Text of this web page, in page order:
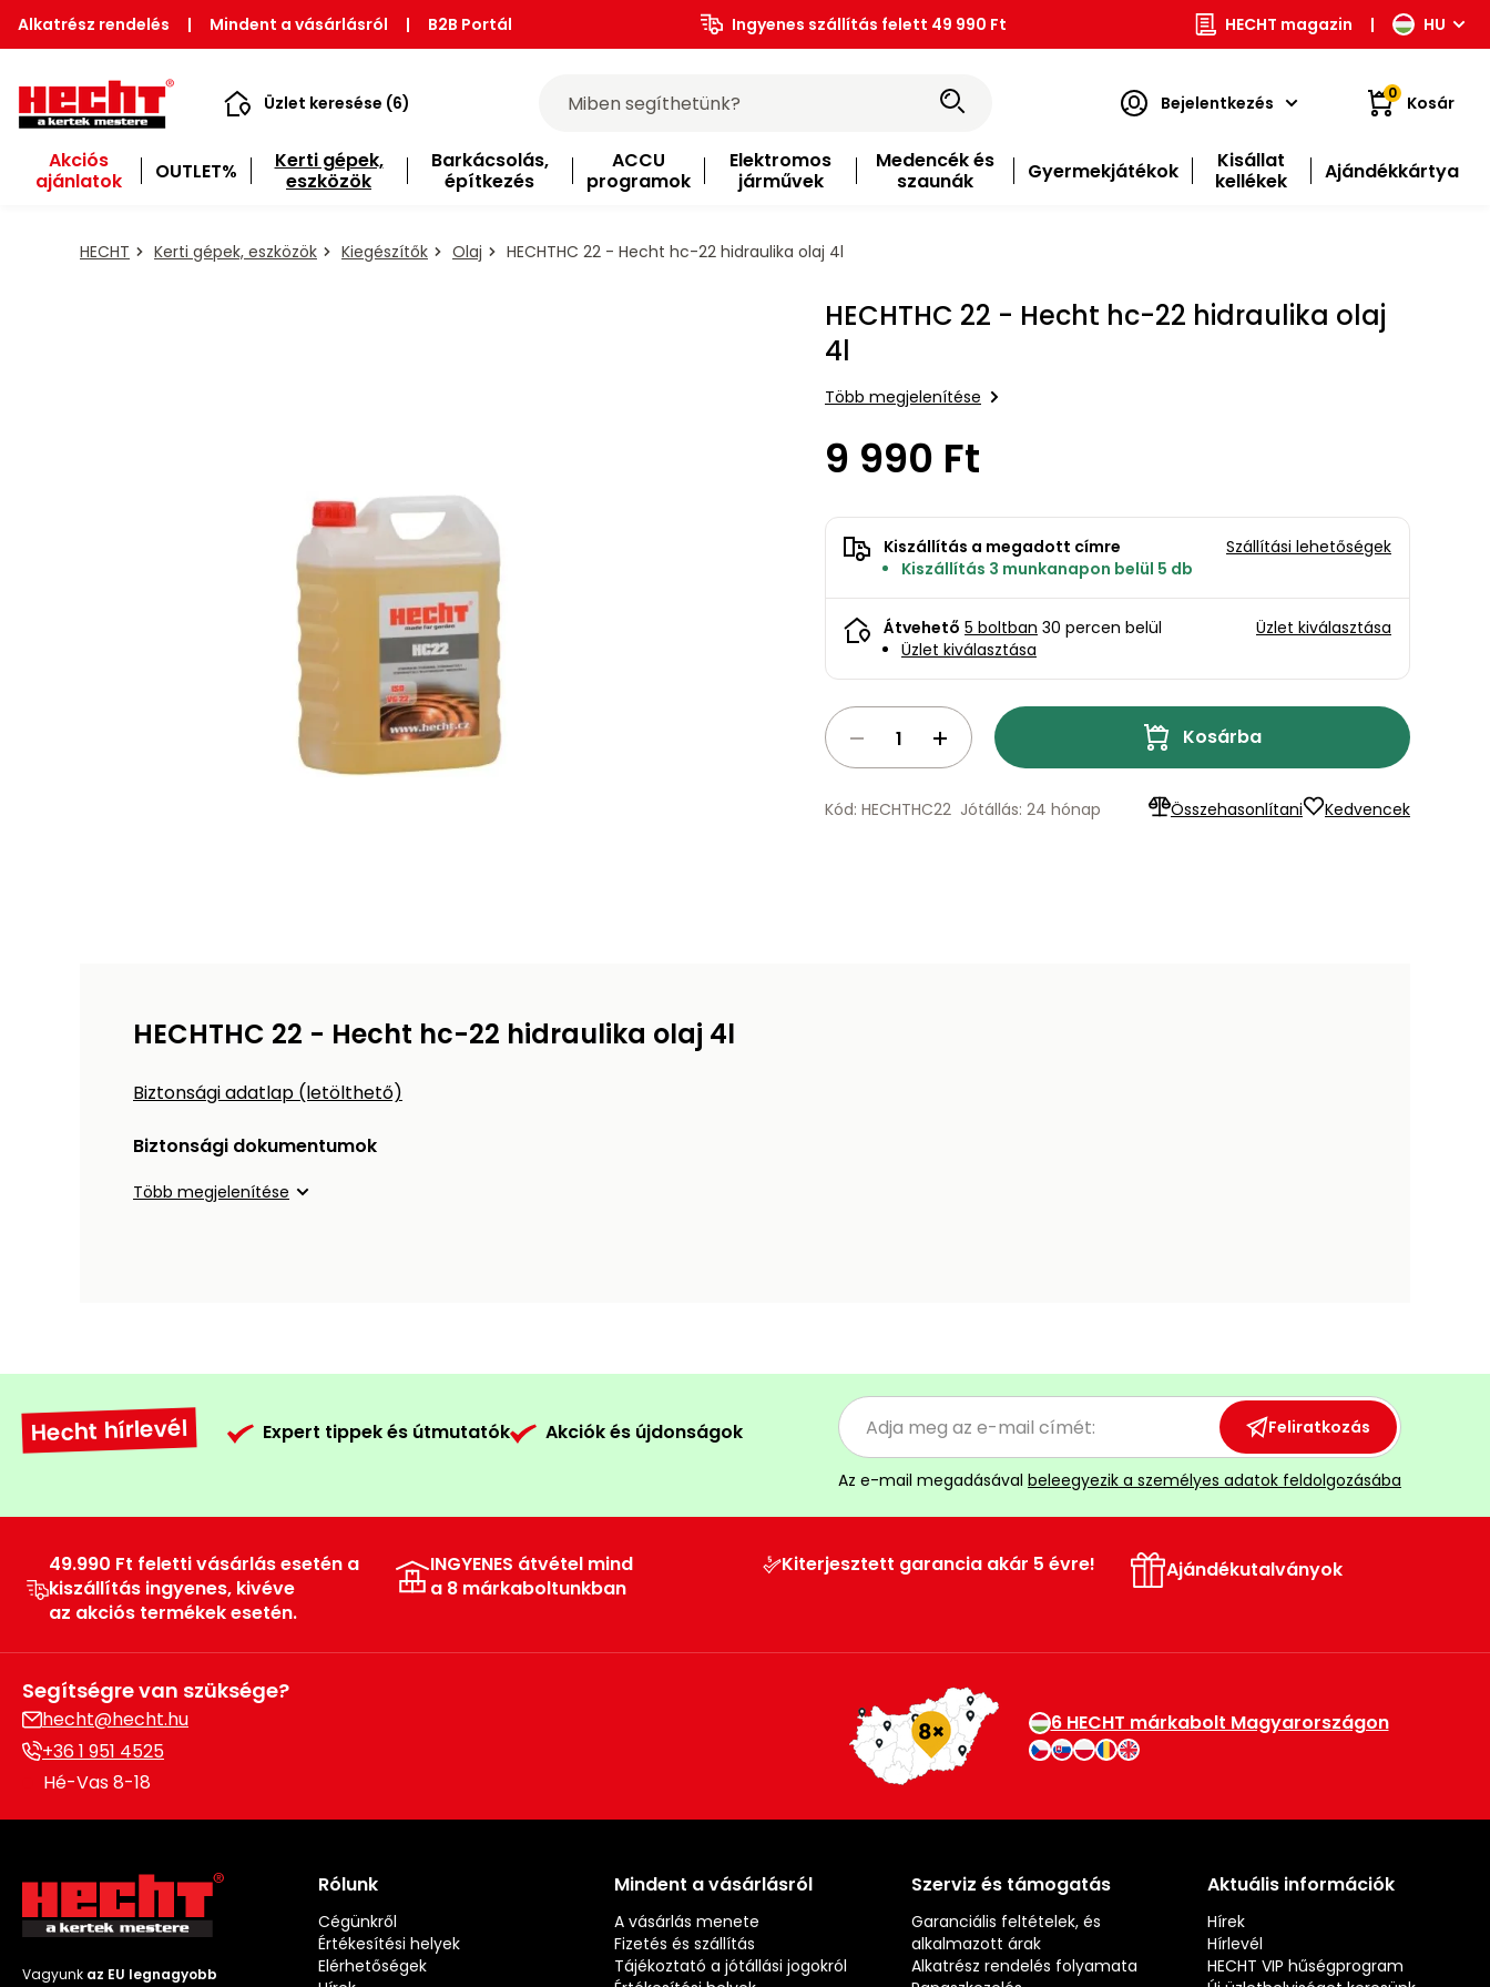
Alkatrész rendelés | Mindent a vásárlásról | B2B Portál Ingyenes szállítás felett 49 990 Ft HECHT magazin | HU
Üzlet keresése (6) Bejelentkezés 0 Kosár
Akciós
ajánlatok
OUTLET%
Kerti gépek,
eszközök
Barkácsolás,
építkezés
ACCU
programok
Elektromos
járművek
Medencék és
szaunák
Gyermekjátékok
Kisállat
kellékek
Ajándékkártya
HECHT Kerti gépek, eszközök Kiegészítők Olaj HECHTHC 22 - Hecht hc-22 hidraulika olaj 4l
HECHTHC 22 - Hecht hc-22 hidraulika olaj
4l
Több megjelenítése
9 990 Ft
Kiszállítás a megadott címre
Kiszállítás 3 munkanapon belül 5 db
Szállítási lehetőségek
Átvehető 5 boltban 30 percen belül
Üzlet kiválasztása
Üzlet kiválasztása
Kosárba
Összehasonlítani Kedvencek
Kód: HECHTHC22 Jótállás: 24 hónap
HECHTHC 22 - Hecht hc-22 hidraulika olaj 4l
Biztonsági adatlap (letölthető)
Biztonsági dokumentumok
Több megjelenítése
Hecht hírlevél Expert tippek és útmutatók Akciók és újdonságok Feliratkozás
Az e-mail megadásával beleegyezik a személyes adatok feldolgozásába
49.990 Ft feletti vásárlás esetén a
kiszállítás ingyenes, kivéve
az akciós termékek esetén.
INGYENES átvétel mind
a 8 márkaboltunkban
Kiterjesztett garancia akár 5 évre! Ajándékutalványok
Segítségre van szüksége?
hecht@hecht.hu
+36 1 951 4525
Hé-Vas 8-18
6 HECHT márkabolt Magyarországon
Vagyunk az EU legnagyobb
Rólunk
Cégünkről
Értékesítési helyek
Elérhetőségek
Mindent a vásárlásról
A vásárlás menete
Fizetés és szállítás
Tájékoztató a jótállási jogokról
Szerviz és támogatás
Garanciális feltételek, és
alkalmazott árak
Alkatrész rendelés folyamata
Aktuális információk
Hírek
Hírlevél
HECHT VIP hűségprogram